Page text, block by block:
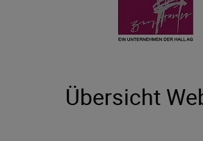
Übersicht